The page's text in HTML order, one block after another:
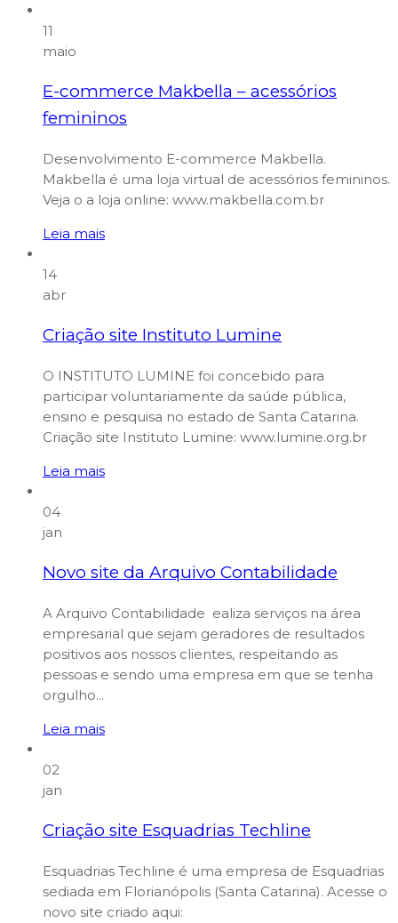
11
maio
E-commerce Makbella – acessórios
femininos
Desenvolvimento E-commerce Makbella.
Makbella é uma loja virtual de acessórios femininos.
Veja o a loja online: www.makbella.com.br
Leia mais
14
abr
Criação site Instituto Lumine
O INSTITUTO LUMINE foi concebido para
participar voluntariamente da saúde pública,
ensino e pesquisa no estado de Santa Catarina.
Criação site Instituto Lumine: www.lumine.org.br
Leia mais
04
jan
Novo site da Arquivo Contabilidade
A Arquivo Contabilidade ealiza serviços na área
empresarial que sejam geradores de resultados
positivos aos nossos clientes, respeitando as
pessoas e sendo uma empresa em que se tenha
orgulho...
Leia mais
02
jan
Criação site Esquadrias Techline
Esquadrias Techline é uma empresa de Esquadrias
sediada em Florianópolis (Santa Catarina). Acesse o
novo site criado aqui: